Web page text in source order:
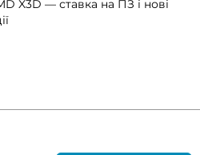
X3D — ставка на ПЗ і нові